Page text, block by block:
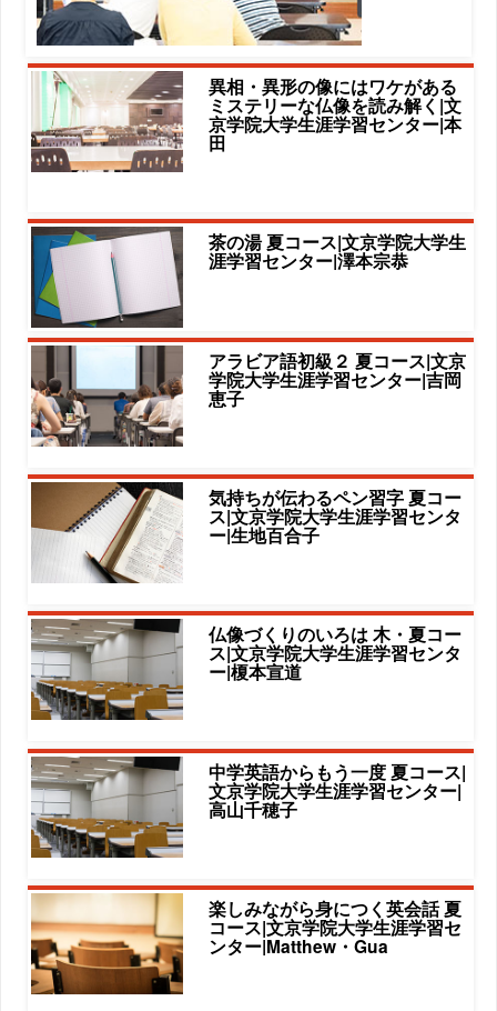
異相・異形の像にはワケがある
ミステリーな仏像を読み解く|文
京学院大学生涯学習センター|本
田
茶の湯 夏コース|文京学院大学生
涯学習センター|澤本宗恭
アラビア語初級２ 夏コース|文京
学院大学生涯学習センター|吉岡
恵子
気持ちが伝わるペン習字 夏コー
ス|文京学院大学生涯学習センタ
ー|生地百合子
仏像づくりのいろは 木・夏コー
ス|文京学院大学生涯学習センタ
ー|榎本宣道
中学英語からもう一度 夏コース|
文京学院大学生涯学習センター|
高山千穂子
楽しみながら身につく英会話 夏
コース|文京学院大学生涯学習セ
ンター|Matthew・Gua